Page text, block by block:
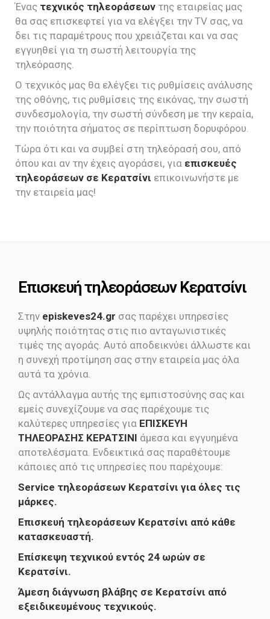
Ένας τεχνικός τηλεοράσεων της εταιρείας μας
θα σας επισκεφτεί για να ελέγξει την TV σας, να
δει τις παραμέτρους που χρειάζεται και να σας
εγγυηθεί για τη σωστή λειτουργία της
τηλεόρασης.
Ο τεχνικός μας θα ελέγξει τις ρυθμίσεις ανάλυσης
της οθόνης, τις ρυθμίσεις της εικόνας, την σωστή
συνδεσμολογία, την σωστή σύνδεση με την κεραία,
την ποιότητα σήματος σε περίπτωση δορυφόρου.
Τώρα ότι και να συμβεί στη τηλεόρασή σου, από
όπου και αν την έχεις αγοράσει, για επισκευές
τηλεοράσεων σε Κερατσίνι επικοινωνήστε με
την εταιρεία μας!
Επισκευή τηλεοράσεων Κερατσίνι
Στην episkeves24.gr σας παρέχει υπηρεσίες
υψηλής ποιότητας στις πιο ανταγωνιστικές
τιμές της αγοράς. Αυτό αποδεικνύει άλλωστε και
η συνεχή προτίμηση σας στην εταιρεία μας όλα
αυτά τα χρόνια.
Ως αντάλλαγμα αυτής της εμπιστοσύνης σας και
εμείς συνεχίζουμε να σας παρέχουμε τις
καλύτερες υπηρεσίες για ΕΠΙΣΚΕΥΗ
ΤΗΛΕΟΡΑΣΗΣ ΚΕΡΑΤΣΙΝΙ άμεσα και εγγυημένα
αποτελέσματα. Ενδεικτικά σας παραθέτουμε
κάποιες από τις υπηρεσίες που παρέχουμε:
Service τηλεοράσεων Κερατσίνι για όλες τις
μάρκες.
Επισκευή τηλεοράσεων Κερατσίνι από κάθε
κατασκευαστή.
Επίσκεψη τεχνικού εντός 24 ωρών σε
Κερατσίνι.
Άμεση διάγνωση βλάβης σε Κερατσίνι από
εξειδικευμένους τεχνικούς.